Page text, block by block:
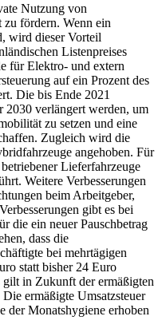
Nutzung von
zu fördern. Wenn ein
wird dieser Vorteil
Listenpreises
für Elektro- und extern
auf ein Prozent des
Die bis Ende 2021
2030 verlängert werden, um
zu setzen und eine
Zugleich wird die
angehoben. Für
Lieferfahrzeuge
Weitere Verbesserungen
beim Arbeitgeber,
gibt es bei
die ein neuer Pauschbetrag
dass die
bei mehrtägigen
statt bisher 24 Euro
gilt in Zukunft der ermäßigten
ermäßigte Umsatzsteuer
der Monatshygiene erhoben